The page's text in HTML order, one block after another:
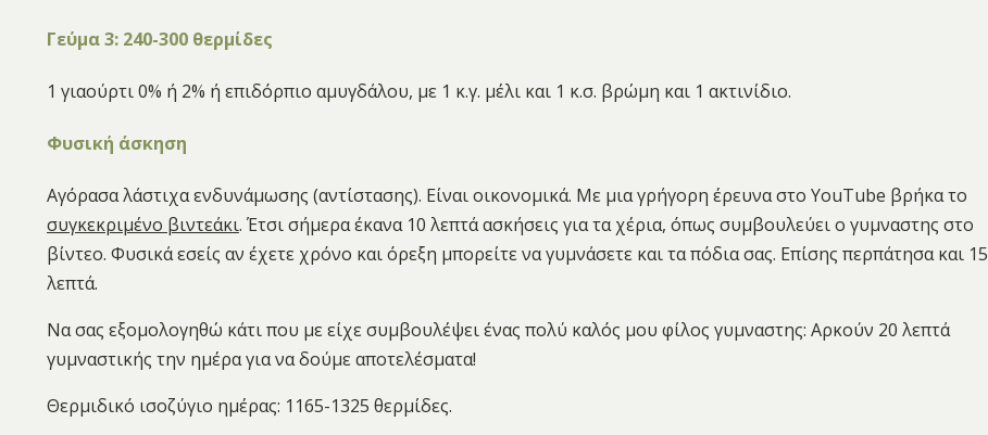
Γεύμα 3: 240-300 θερμίδες
1 γιαούρτι 0% ή 2% ή επιδόρπιο αμυγδάλου, με 1 κ.γ. μέλι και 1 κ.σ. βρώμη και 1 ακτινίδιο.
Φυσική άσκηση
Αγόρασα λάστιχα ενδυνάμωσης (αντίστασης). Είναι οικονομικά. Με μια γρήγορη έρευνα στο YouTube βρήκα το
συγκεκριμένο βιντεάκι. Έτσι σήμερα έκανα 10 λεπτά ασκήσεις για τα χέρια, όπως συμβουλεύει ο γυμναστης στο
βίντεο. Φυσικά εσείς αν έχετε χρόνο και όρεξη μπορείτε να γυμνάσετε και τα πόδια σας. Επίσης περπάτησα και 15
λεπτά.
Να σας εξομολογηθώ κάτι που με είχε συμβουλέψει ένας πολύ καλός μου φίλος γυμναστης: Αρκούν 20 λεπτά
γυμναστικής την ημέρα για να δούμε αποτελέσματα!
Θερμιδικό ισοζύγιο ημέρας: 1165-1325 θερμίδες.